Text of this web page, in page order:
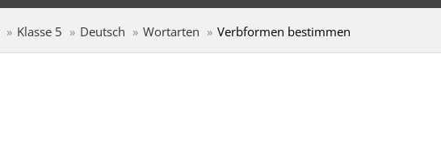
Klasse 5 Deutsch Wortarten Verbformen bestimmen